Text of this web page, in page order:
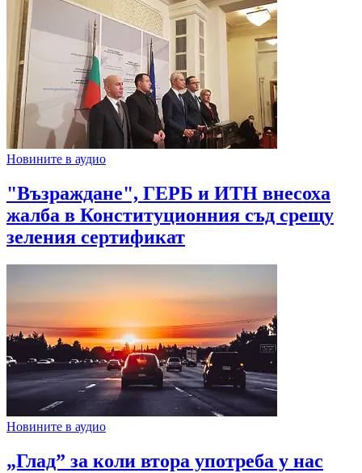
Новините в аудио
"Възраждане", ГЕРБ и ИТН внесоха
жалба в Конституционния съд срещу
зеления сертификат
Новините в аудио
„Глад” за коли втора употреба у нас